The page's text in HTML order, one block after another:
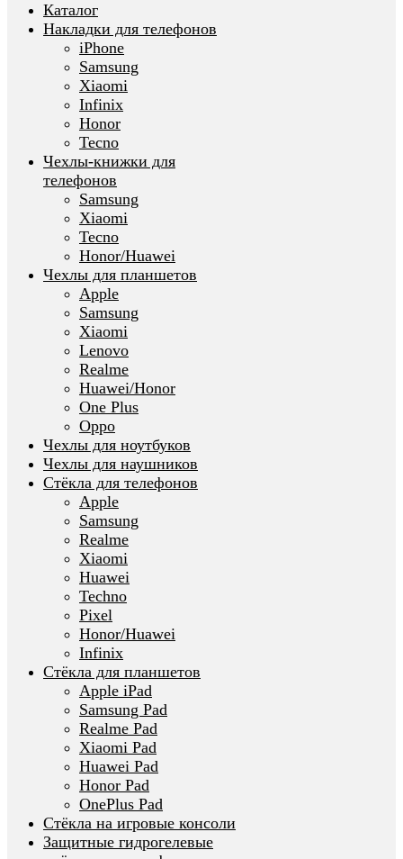
Каталог
Накладки для телефонов
iPhone
Samsung
Xiaomi
Infinix
Honor
Tecno
Чехлы-книжки для
телефонов
Samsung
Xiaomi
Tecno
Honor/Huawei
Чехлы для планшетов
Apple
Samsung
Xiaomi
Lenovo
Realme
Huawei/Honor
One Plus
Oppo
Чехлы для ноутбуков
Чехлы для наушников
Стёкла для телефонов
Apple
Samsung
Realme
Xiaomi
Huawei
Techno
Pixel
Honor/Huawei
Infinix
Стёкла для планшетов
Apple iPad
Samsung Pad
Realme Pad
Xiaomi Pad
Huawei Pad
Honor Pad
OnePlus Pad
Стёкла на игровые консоли
Защитные гидрогелевые